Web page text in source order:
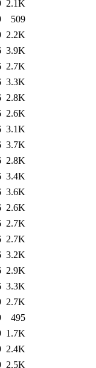
2.1K
509
2.2K
3.9K
2.7K
3.3K
2.8K
2.6K
3.1K
3.7K
2.8K
3.4K
3.6K
2.6K
2.7K
2.7K
3.2K
2.9K
3.3K
2.7K
495
1.7K
2.4K
2.5K